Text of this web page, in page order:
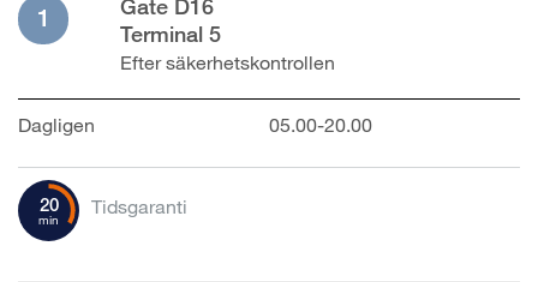
1
Gate D16
Terminal 5
Efter säkerhetskontrollen
Dagligen 05.00-20.00
20
min
Tidsgaranti